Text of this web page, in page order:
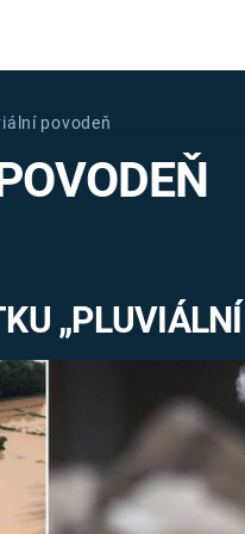
Války
VÁLEČNÉ
povodeň